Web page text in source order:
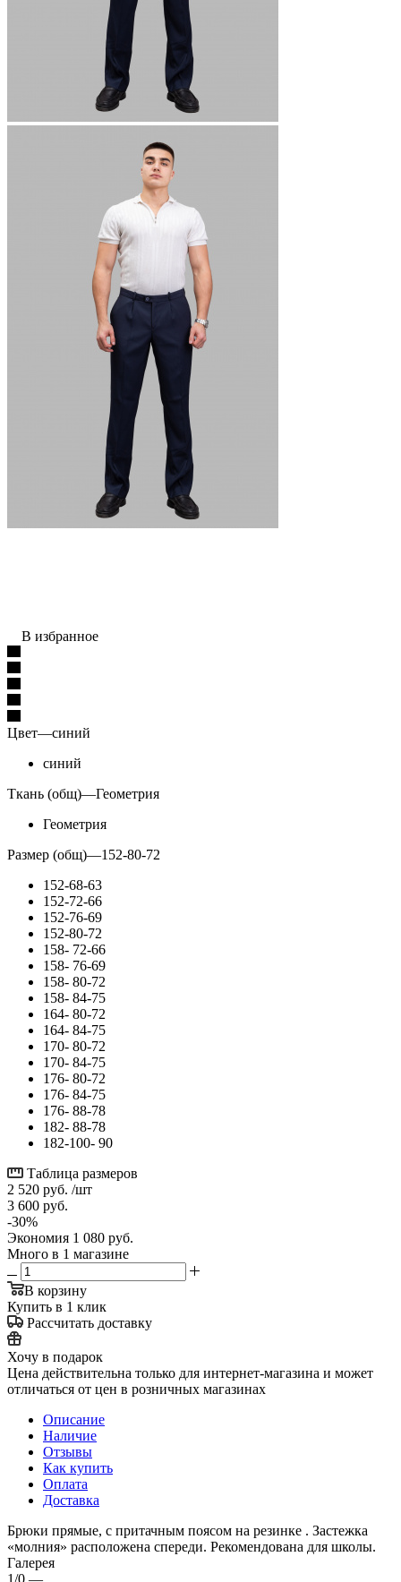
В избранное
Цвет—синий
синий
Ткань (общ)—Геометрия
Геометрия
Размер (общ)—152-80-72
152-68-63
152-72-66
152-76-69
152-80-72
158- 72-66
158- 76-69
158- 80-72
158- 84-75
164- 80-72
164- 84-75
170- 80-72
170- 84-75
176- 80-72
176- 84-75
176- 88-78
182- 88-78
182-100- 90
Таблица размеров
2 520 руб. /шт
3 600 руб.
-30%
Экономия 1 080 руб.
Много в 1 магазине
В корзину
Купить в 1 клик
Рассчитать доставку
Хочу в подарок
Цена действительна только для интернет-магазина и может
отличаться от цен в розничных магазинах
Описание
Наличие
Отзывы
Как купить
Оплата
Доставка
Брюки прямые, с притачным поясом на резинке . Застежка
«молния» расположена спереди. Рекомендована для школы.
Галерея
1/0 —